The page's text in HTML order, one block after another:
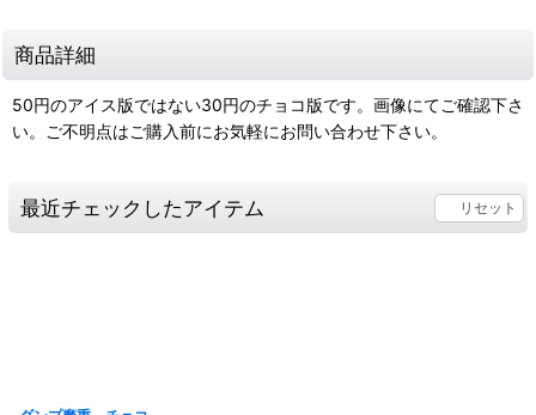
商品詳細
50円のアイス版ではない30円のチョコ版です。画像にてご確認下さ
い。ご不明点はご購入前にお気軽にお問い合わせ下さい。
最近チェックしたアイテム リセット